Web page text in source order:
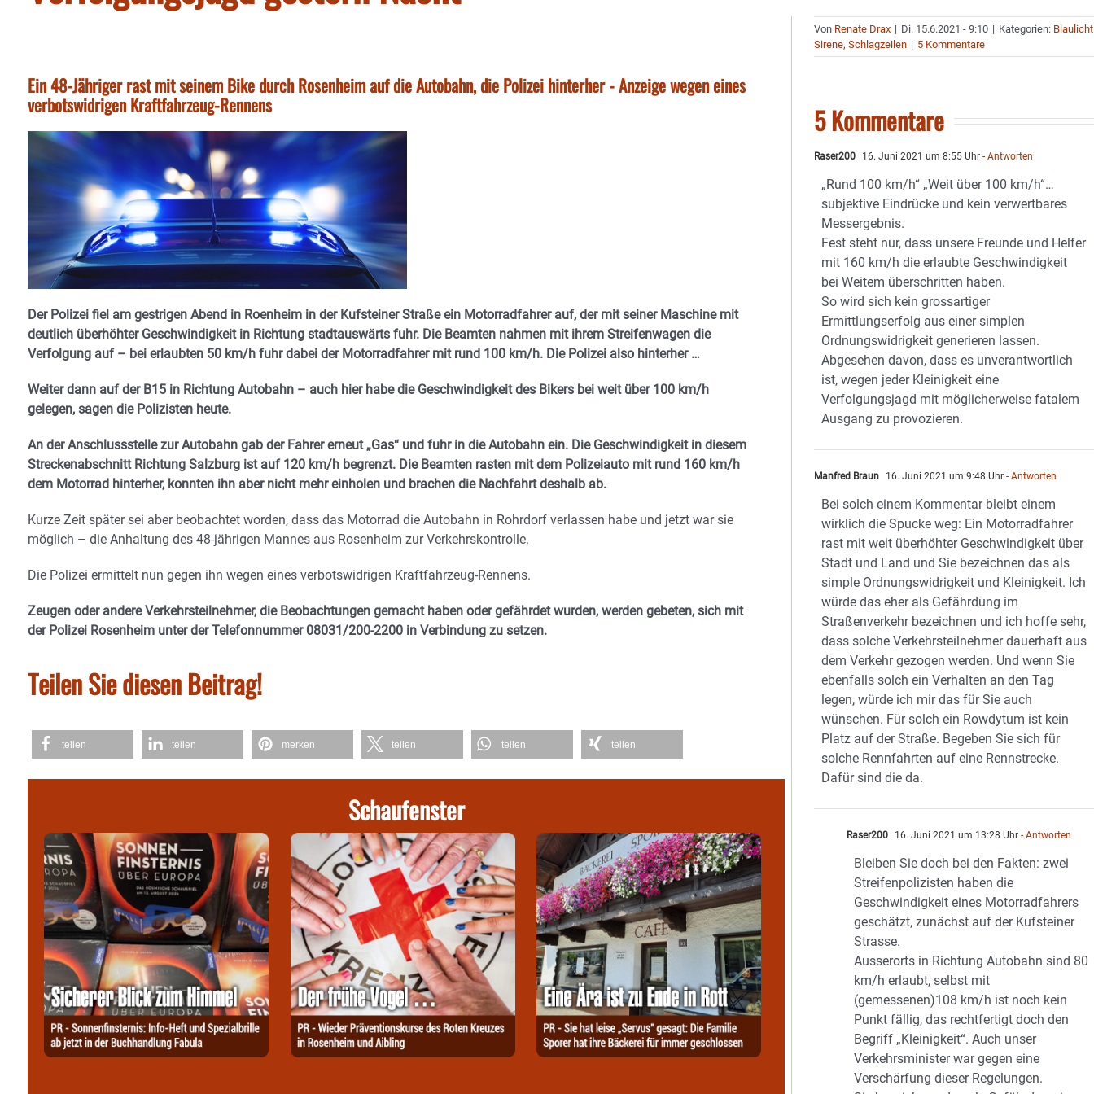
Ein 48-Jähriger rast mit seinem Bike durch Rosenheim auf die Autobahn, die Polizei hinterher - Anzeige wegen eines
verbotswidrigen Kraftfahrzeug-Rennens
Der Polizei fiel am gestrigen Abend in Roenheim in der Kufsteiner Straße ein Motorradfahrer auf, der mit seiner Maschine mit
deutlich überhöhter Geschwindigkeit in Richtung stadtauswärts fuhr. Die Beamten nahmen mit ihrem Streifenwagen die
Verfolgung auf – bei erlaubten 50 km/h fuhr dabei der Motorradfahrer mit rund 100 km/h. Die Polizei also hinterher …
Weiter dann auf der B15 in Richtung Autobahn – auch hier habe die Geschwindigkeit des Bikers bei weit über 100 km/h
gelegen, sagen die Polizisten heute.
An der Anschlussstelle zur Autobahn gab der Fahrer erneut „Gas“ und fuhr in die Autobahn ein. Die Geschwindigkeit in diesem
Streckenabschnitt Richtung Salzburg ist auf 120 km/h begrenzt. Die Beamten rasten mit dem Polizeiauto mit rund 160 km/h
dem Motorrad hinterher, konnten ihn aber nicht mehr einholen und brachen die Nachfahrt deshalb ab.
Kurze Zeit später sei aber beobachtet worden, dass das Motorrad die Autobahn in Rohrdorf verlassen habe und jetzt war sie
möglich – die Anhaltung des 48-jährigen Mannes aus Rosenheim zur Verkehrskontrolle.
Die Polizei ermittelt nun gegen ihn wegen eines verbotswidrigen Kraftfahrzeug-Rennens.
Zeugen oder andere Verkehrsteilnehmer, die Beobachtungen gemacht haben oder gefährdet wurden, werden gebeten, sich mit
der Polizei Rosenheim unter der Telefonnummer 08031/200-2200 in Verbindung zu setzen.
Teilen Sie diesen Beitrag!
teilen teilen merken teilen teilen teilen
Schaufenster
Von Renate Drax | Di. 15.6.2021 - 9:10 | Kategorien:
Sirene,Schlagzeilen | 5 Kommentare
5 Kommentare
Raser200 16. Juni 2021 um 8:55 Uhr - Antworten
„Rund 100 km/h“ „Weit über 100 km/h“…
subjektive Eindrücke und kein verwertbares
Messergebnis.
Fest steht nur, dass unsere Freunde und Helfer
mit 160 km/h die erlaubte Geschwindigkeit
bei Weitem überschritten haben.
So wird sich kein grossartiger
Ermittlungserfolg aus einer simplen
Ordnungswidrigkeit generieren lassen.
Abgesehen davon, dass es unverantwortlich
ist, wegen jeder Kleinigkeit eine
Verfolgungsjagd mit möglicherweise fatalem
Ausgang zu provozieren.
Manfred Braun 16. Juni 2021 um 9:48 Uhr - Antworten
Bei solch einem Kommentar bleibt einem
wirklich die Spucke weg: Ein Motorradfahrer
rast mit weit überhöhter Geschwindigkeit über
Stadt und Land und Sie bezeichnen das als
simple Ordnungswidrigkeit und Kleinigkeit. Ich
würde das eher als Gefährdung im
Straßenverkehr bezeichnen und ich hoffe sehr,
dass solche Verkehrsteilnehmer dauerhaft aus
dem Verkehr gezogen werden. Und wenn Sie
ebenfalls solch ein Verhalten an den Tag
legen, würde ich mir das für Sie auch
wünschen. Für solch ein Rowdytum ist kein
Platz auf der Straße. Begeben Sie sich für
solche Rennfahrten auf eine Rennstrecke.
Dafür sind die da.
Raser200 16. Juni 2021 um 13:28 Uhr - Antworten
Bleiben Sie doch bei den Fakten: zwei
Streifenpolizisten haben die
Geschwindigkeit eines Motorradfahrers
geschätzt, zunächst auf der Kufsteiner
Strasse.
Ausserorts in Richtung Autobahn sind 80
km/h erlaubt, selbst mit
(gemessenen)108 km/h ist noch kein
Punkt fällig, das rechtfertigt doch den
Begriff „Kleinigkeit“. Auch unser
Verkehrsminister war gegen eine
Verschärfung dieser Regelungen.